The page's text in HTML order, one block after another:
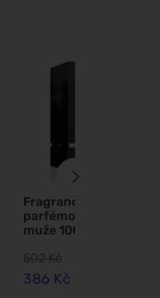
Fragrance World
parfémovaná voda pro
muže 100 ml
502 Kč
386 Kč